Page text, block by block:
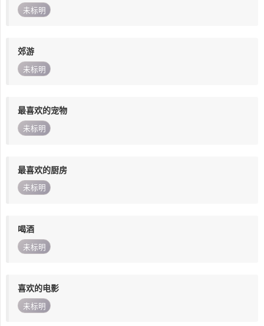
未标明
郊游
未标明
最喜欢的宠物
未标明
最喜欢的厨房
未标明
喝酒
未标明
喜欢的电影
未标明